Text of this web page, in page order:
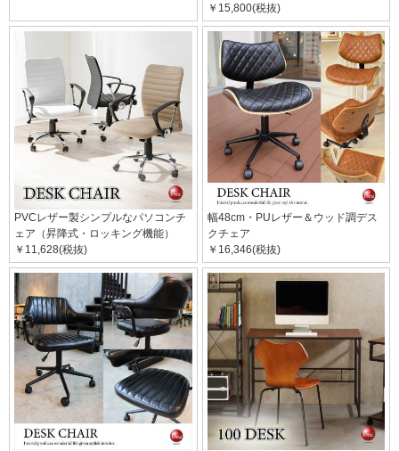
￥15,800(税抜)
PVCレザー製シンプルなパソコンチ
ェア（昇降式・ロッキング機能）
￥11,628(税抜)
幅48cm・PUレザー＆ウッド調デス
クチェア
￥16,346(税抜)